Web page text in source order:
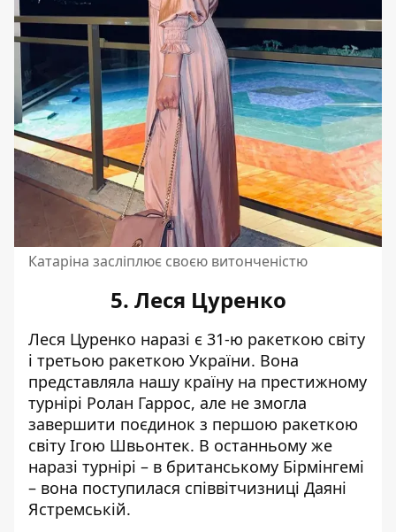
Катаріна засліплює своєю витонченістю
5. Леся Цуренко
Леся Цуренко наразі є 31-ю ракеткою світу
і третьою ракеткою України. Вона
представляла нашу країну на престижному
турнірі Ролан Гаррос, але не змогла
завершити поєдинок з першою ракеткою
світу Ігою Швьонтек. В останньому же
наразі турнірі – в британському Бірмінгемі
– вона поступилася співвітчизниці Даяні
Ястремській.